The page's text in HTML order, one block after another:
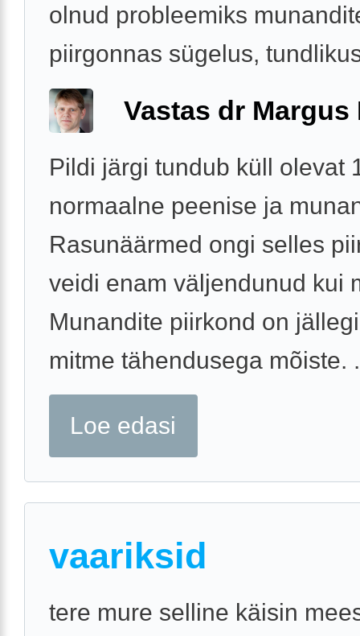
olnud probleemiks
piirgonnas sügelus,
Vastas dr Margus
Pildi järgi tundub küll olevat
normaalne peenise ja
Rasunäärmed ongi selles
veidi enam väljendunud kui
Munandite piirkond on
mitme tähendusega mõiste.
Loe edasi
vaariksid
tere mure selline käisin